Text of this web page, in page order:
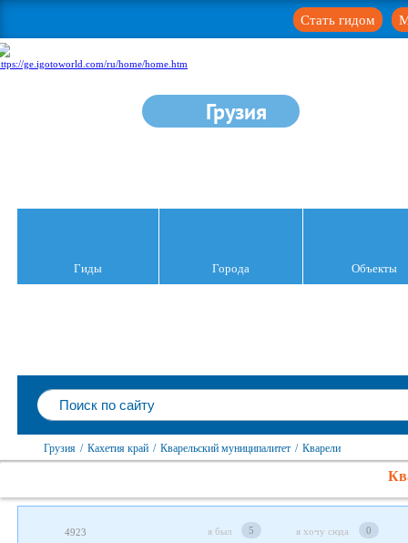
Стать гидом
Грузия
Гиды Города Объекты
Грузия / Кахетия край / Кварельский муниципалитет / Кварели
4923 я был 5 я хочу сюда 0